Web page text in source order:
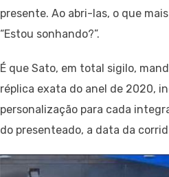
presente. Ao abri-las, o que
“Estou sonhando?”.
É que Sato, em total sigilo,
réplica exata do anel de 2020,
personalização para cada
do presenteado, a data da